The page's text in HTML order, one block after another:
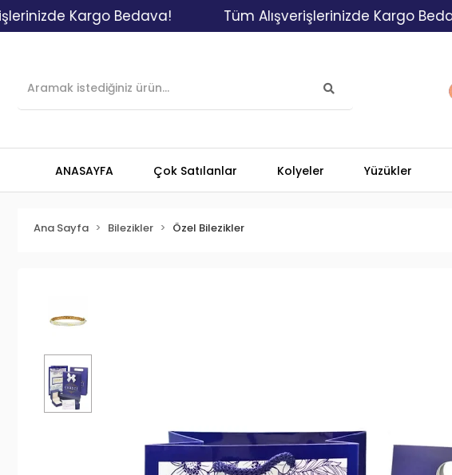
Kargo Bedava! Tüm Alışverişlerinizde Kargo Bedava!
ANASAYFA Çok Satılanlar Kolyeler Yüzükler
Ana Sayfa Bilezikler Özel Bilezikler